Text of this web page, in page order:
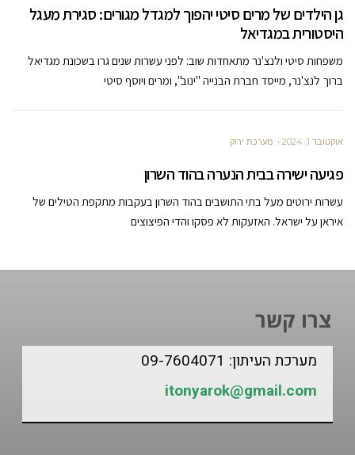
גן הילדים של מרים סיטי יהפוך למגדל מגורים: סגירת מעגל
היסטורית במגדיאל
משפחות סיטי ולנצ'נר מתאחדות שוב: לפני עשרות שנים גרו בשכונת מגדיאל
ברוך לנצ'נר, מייסד חברת הבנייה "ינוב", ומרים ויוסף סיטי
אוקטובר 1, 2024 מערכת ירוק
פגיעה ישירה בבית הנערה בהוד השרון
עשרות ירוטים מעל בתי התושבים בהוד השרון בעקבות מתקפת הטילים של
איראן על ישראל. האזעקות לא פסקו והדי הפיצוצים
צרו קשר
מערכת העיתון: 09-7604071
itonyarok@gmail.com